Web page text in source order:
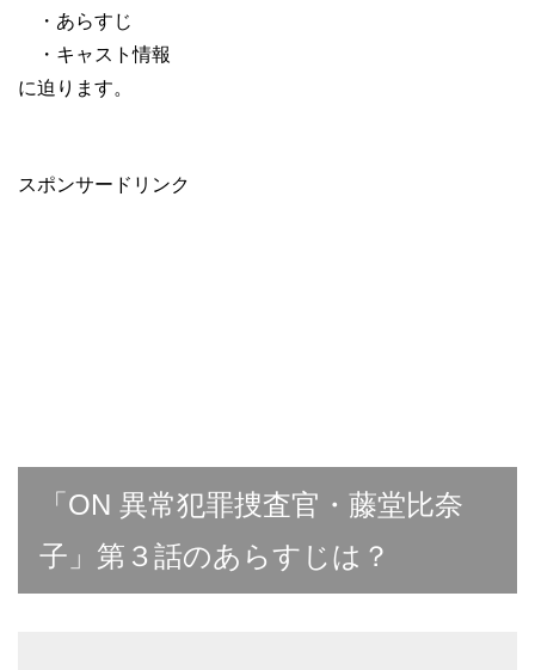
・あらすじ
・キャスト情報
に迫ります。
スポンサードリンク
「ON 異常犯罪捜査官・藤堂比奈
子」第３話のあらすじは？